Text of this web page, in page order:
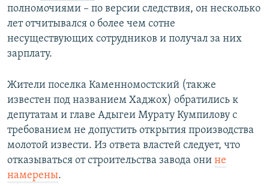
полномочиями – по версии следствия, он несколько
лет отчитывался о более чем сотне
несуществующих сотрудников и получал за них
зарплату.
Жители поселка Каменномостский (также
известен под названием Хаджох) обратились к
депутатам и главе Адыгеи Мурату Кумпилову с
требованием не допустить открытия производства
молотой извести. Из ответа властей следует, что
отказываться от строительства завода они не
намерены.